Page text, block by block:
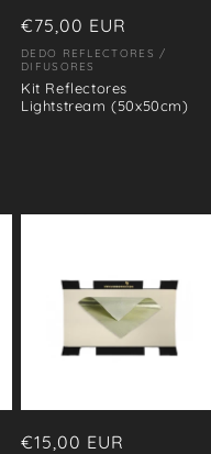
Precio
habitual
€75,00 EUR
Proveedor:
DEDO REFLECTORES /
DIFUSORES
Kit Reflectores
Lightstream (50x50cm)
Precio
€15,00 EUR